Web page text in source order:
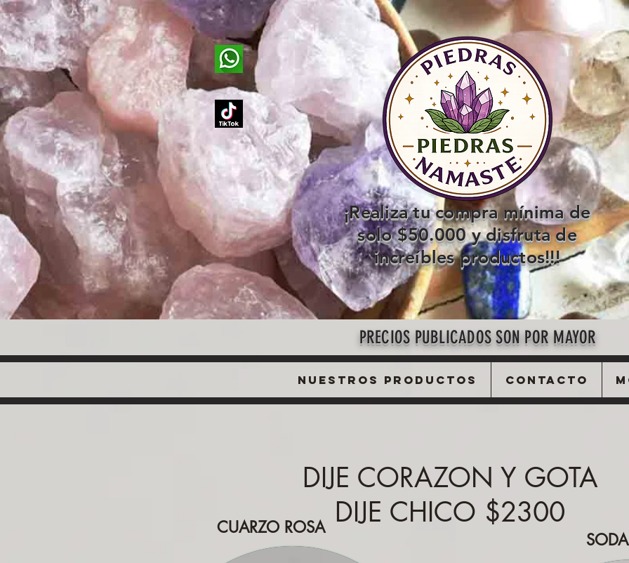
¡Realiza tu compra mínima de
solo $50.000 y disfruta de
increíbles productos!!!
PRECIOS PUBLICADOS SON POR MAYOR
Nuestros Productos Contacto
DIJE CORAZON Y GOTA
DIJE CHICO $2300
CUARZO ROSA